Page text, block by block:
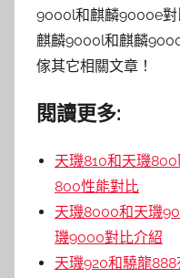
9000l和麒麟9000e對
麒麟9000l和麒麟
傢其它相關文章！
閱讀更多:
天璣810和天璣
800性能對比
天璣8000和天璣
璣9000對比介紹
天璣920和驍龍